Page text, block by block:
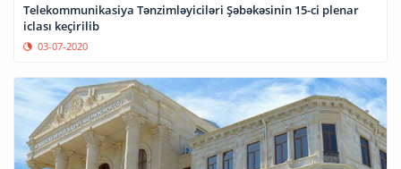
Telekommunikasiya Tənzimləyiciləri Şəbəkəsinin 15-ci plenar
iclası keçirilib
03-07-2020